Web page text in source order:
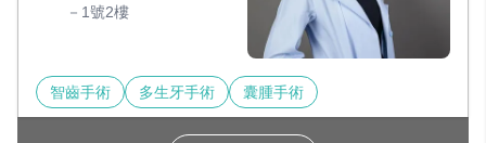
－1號2樓
智齒手術 多生牙手術 囊腫手術